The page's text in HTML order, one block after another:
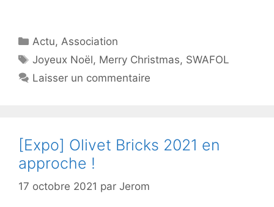
Catégories
Actu, Association
Étiquettes
Joyeux Noël, Merry Christmas, SWAFOL
Laisser un commentaire
[Expo] Olivet Bricks 2021 en
approche !
17 octobre 2021 par Jerom